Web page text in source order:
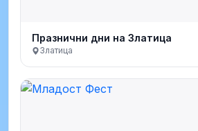
Празнични дни на Златица
Златица